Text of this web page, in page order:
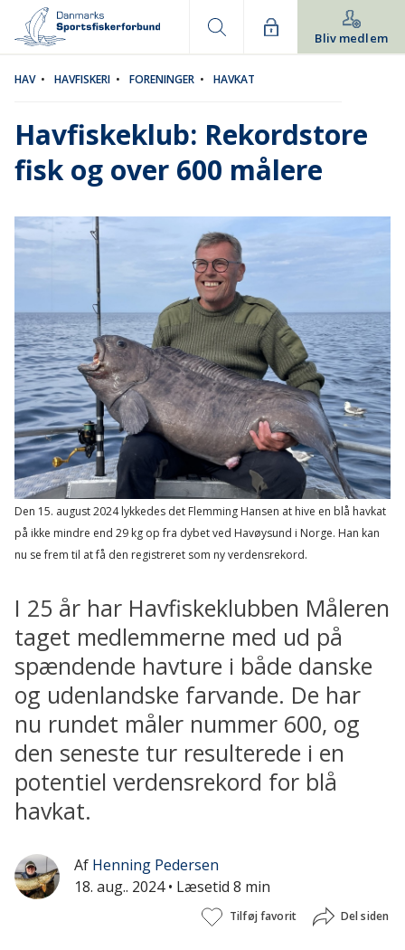
Bliv medlem
HAV • HAVFISKERI • FORENINGER • HAVKAT
Havfiskeklub: Rekordstore
fisk og over 600 målere
Den 15. august 2024 lykkedes det Flemming Hansen at hive en blå havkat
på ikke mindre end 29 kg op fra dybet ved Havøysund i Norge. Han kan
nu se frem til at få den registreret som ny verdensrekord.
I 25 år har Havfiskeklubben Måleren
taget medlemmerne med ud på
spændende havture i både danske
og udenlandske farvande. De har
nu rundet måler nummer 600, og
den seneste tur resulterede i en
potentiel verdensrekord for blå
havkat.
Af Henning Pedersen
18. aug.. 2024• Læsetid 8 min
Tilføj favorit Del siden